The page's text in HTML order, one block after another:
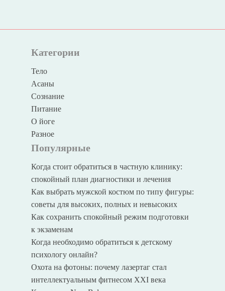
Категории
Тело
Асаны
Сознание
Питание
О йоге
Разное
Популярные
Когда стоит обратиться в частную клинику:
спокойный план диагностики и лечения
Как выбрать мужской костюм по типу фигуры:
советы для высоких, полных и невысоких
Как сохранить спокойный режим подготовки
к экзаменам
Когда необходимо обратиться к детскому
психологу онлайн?
Охота на фотоны: почему лазертаг стал
интеллектуальным фитнесом XXI века